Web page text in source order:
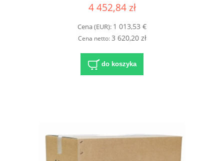
4 452,84 zł
Cena (EUR): 1 013,53 €
Cena netto:3 620,20 zł
do koszyka